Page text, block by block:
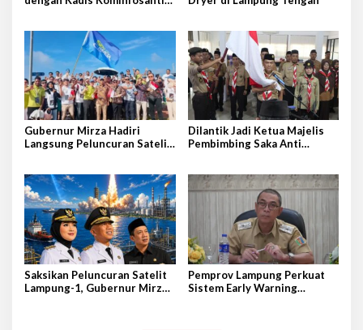
Indonesia
Gubernur Mirza Hadiri
Langsung Peluncuran Satelit
Dilantik Jadi Ketua Majelis
Pembimbing Saka Anti
Pramuka Garda P4GN
Saksikan Peluncuran Satelit
Lampung-1, Gubernur Mirza
Pemprov Lampung Perkuat
Sistem Early Warning